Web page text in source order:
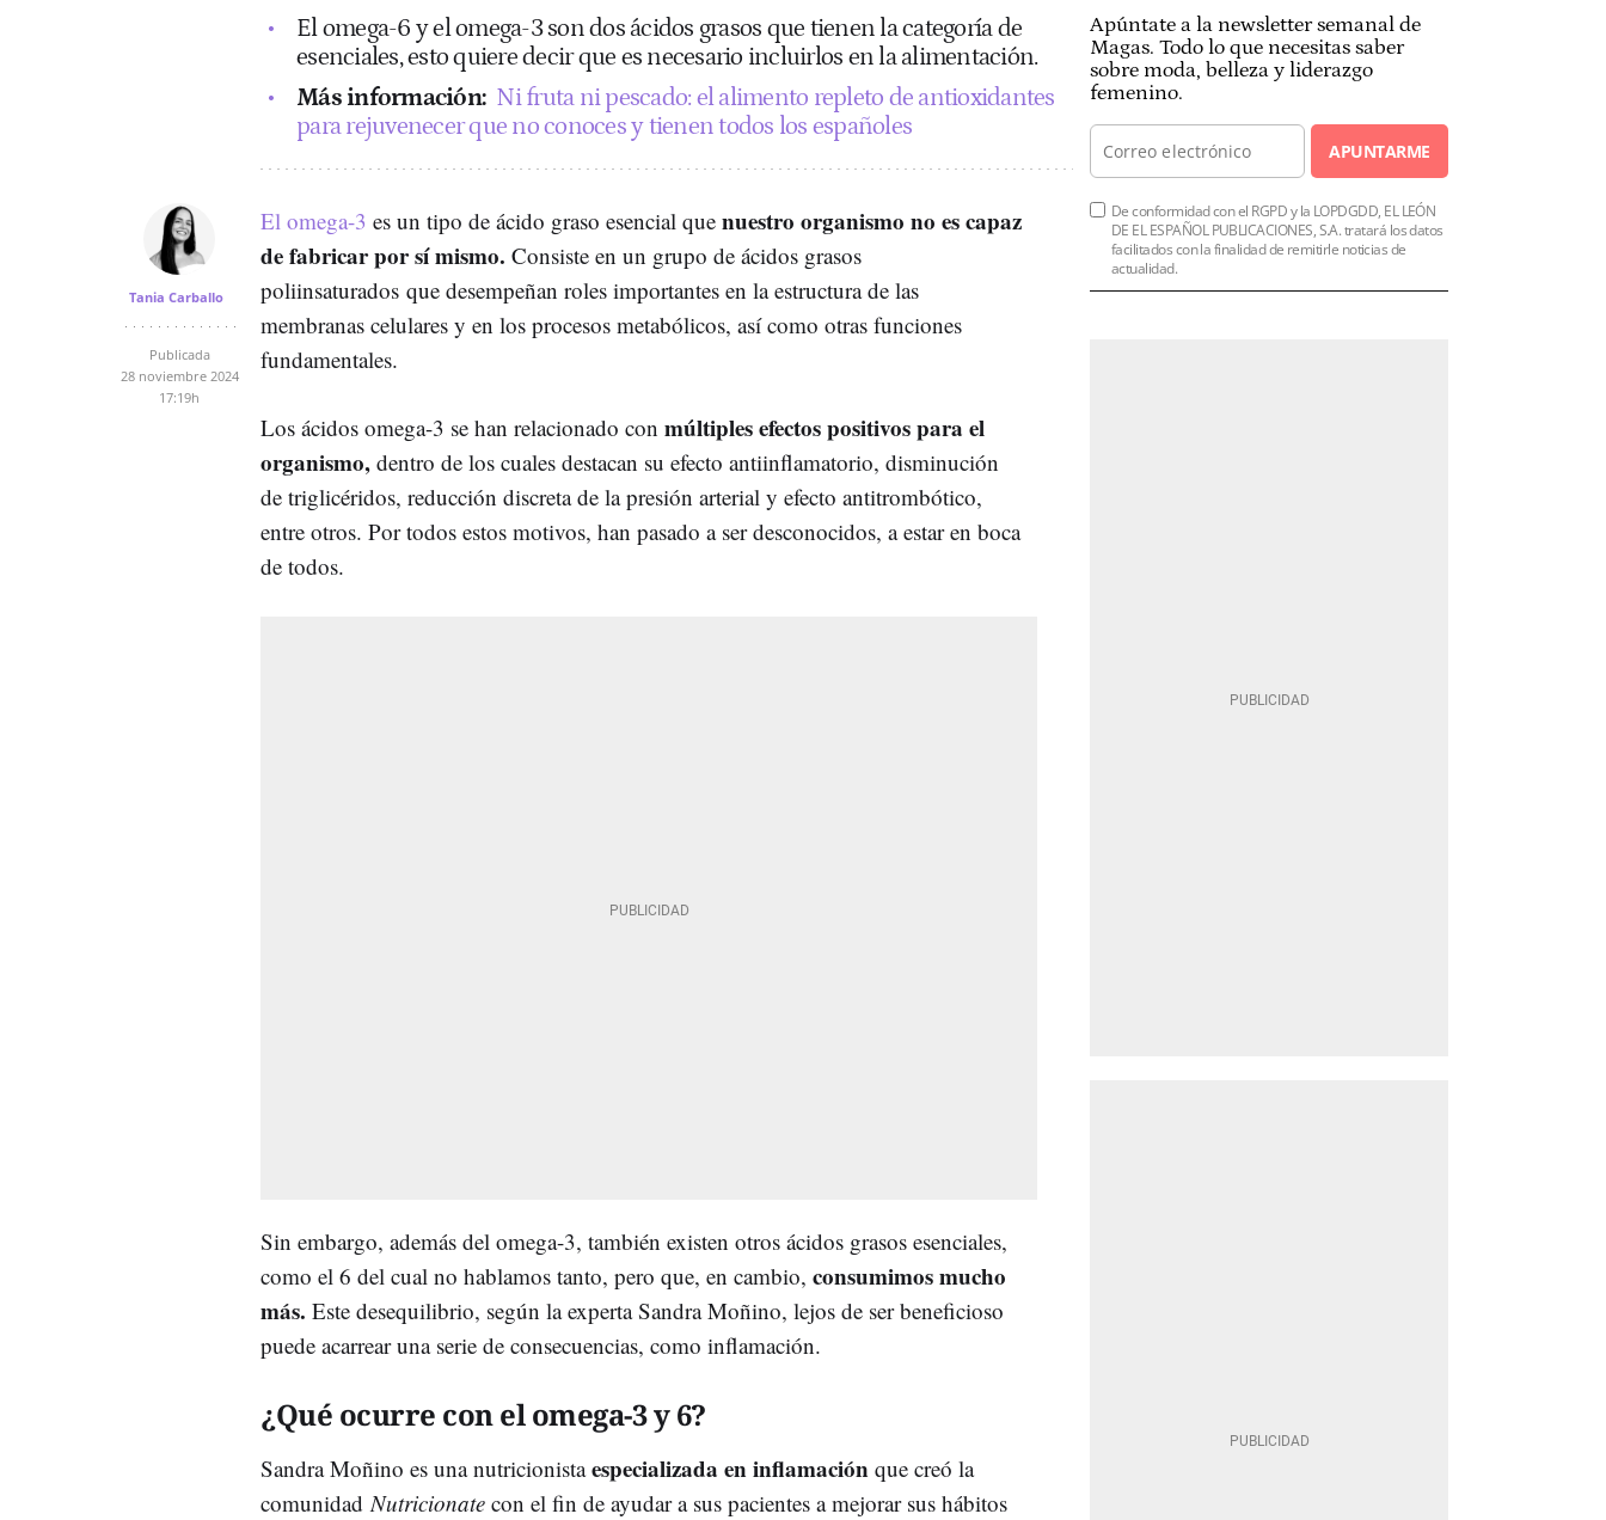
El omega-6 y el omega-3 son dos ácidos grasos que tienen la categoría de
esenciales, esto quiere decir que es necesario incluirlos en la alimentación.
Más información: Ni fruta ni pescado: el alimento repleto de antioxidantes
para rejuvenecer que no conoces y tienen todos los españoles
Tania Carballo
Publicada
28 noviembre 2024
17:19h
El omega-3 es un tipo de ácido graso esencial que nuestro organismo no es capaz
de fabricar por sí mismo. Consiste en un grupo de ácidos grasos
poliinsaturados que desempeñan roles importantes en la estructura de las
membranas celulares y en los procesos metabólicos, así como otras funciones
fundamentales.
Los ácidos omega-3 se han relacionado con múltiples efectos positivos para el
organismo, dentro de los cuales destacan su efecto antiinflamatorio, disminución
de triglicéridos, reducción discreta de la presión arterial y efecto antitrombótico,
entre otros. Por todos estos motivos, han pasado a ser desconocidos, a estar en boca
de todos.
Sin embargo, además del omega-3, también existen otros ácidos grasos esenciales,
como el 6 del cual no hablamos tanto, pero que, en cambio, consumimos mucho
más. Este desequilibrio, según la experta Sandra Moñino, lejos de ser beneficioso
puede acarrear una serie de consecuencias, como inflamación.
¿Qué ocurre con el omega-3 y 6?
Sandra Moñino es una nutricionistaespecializada en inflamación que creó la
comunidad Nutricionate con el fin de ayudar a sus pacientes a mejorar sus hábitos
Apúntate a la newsletter semanal de
Magas. Todo lo que necesitas saber
sobre moda, belleza y liderazgo
femenino.
APUNTARME
De conformidad con el RGPD y la LOPDGDD, EL LEÓN
DE EL ESPAÑOL PUBLICACIONES, S.A. tratará los datos
facilitados con la finalidad de remitirle noticias de
actualidad.